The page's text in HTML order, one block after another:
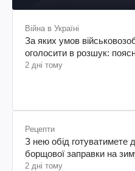
Війна в Україні
За яких умов
оголосити в розшук:
2 дні тому
Рецепти
З нею обід готуватимете
борщової заправки на
2 дні тому